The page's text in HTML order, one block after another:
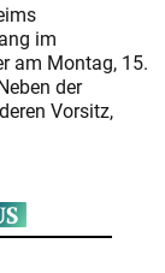
im
am Montag, 15.
der
Vorsitz,